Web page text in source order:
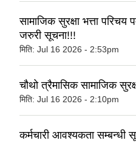
सामाजिक सुरक्षा भत्ता
जरुरी सूचना!!!
मिति: Jul 16 2026 - 2:53pm
चौथो त्रैमासिक सामाजिक
मिति: Jul 16 2026 - 2:10pm
कर्मचारी आवश्‍यकता सम्बन्धी